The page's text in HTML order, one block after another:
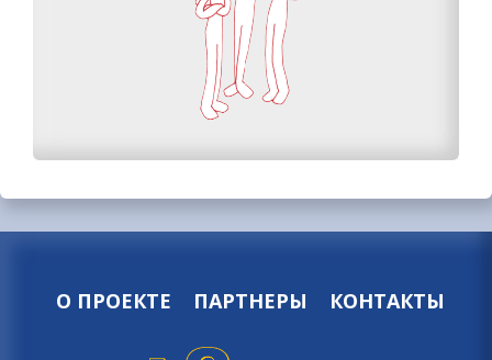
О ПРОЕКТЕ ПАРТНЕРЫ КОНТАКТЫ